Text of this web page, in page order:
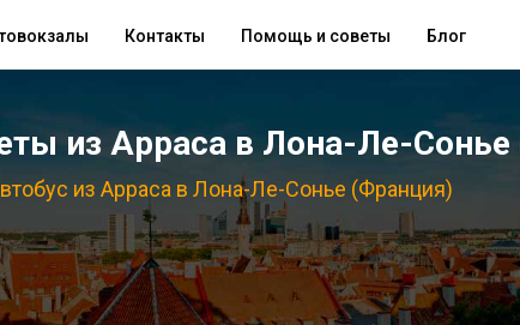
Контакты Помощь и советы Блог
из Арраса в Лона-Ле-Сонье
из Арраса в Лона-Ле-Сонье (Франция)